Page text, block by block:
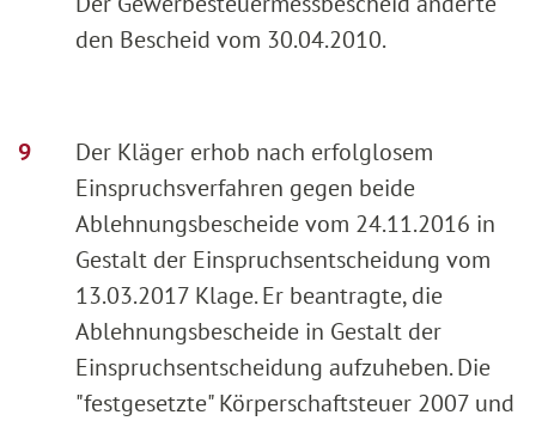
den Bescheid vom 30.04.2010.
Der Kläger erhob nach erfolglosem
Einspruchsverfahren gegen beide
Ablehnungsbescheide vom 24.11.2016 in
Gestalt der Einspruchsentscheidung vom
13.03.2017 Klage. Er beantragte, die
Ablehnungsbescheide in Gestalt der
Einspruchsentscheidung aufzuheben. Die
"festgesetzte" Körperschaftsteuer 2007 und